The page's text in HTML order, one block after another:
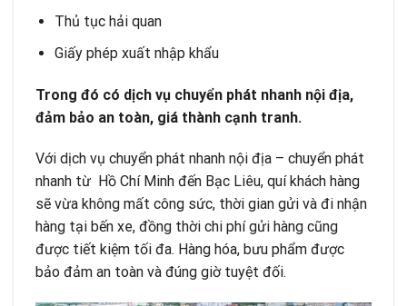
Thủ tục hải quan
Giấy phép xuất nhập khẩu
Trong đó có dịch vụ chuyển phát nhanh nội địa,
đảm bảo an toàn, giá thành cạnh tranh.
Với dịch vụ chuyển phát nhanh nội địa – chuyển phát
nhanh từ Hồ Chí Minh đến Bạc Liêu, quí khách hàng
sẽ vừa không mất công sức, thời gian gửi và đi nhận
hàng tại bến xe, đồng thời chi phí gửi hàng cũng
được tiết kiệm tối đa. Hàng hóa, bưu phẩm được
bảo đảm an toàn và đúng giờ tuyệt đối.